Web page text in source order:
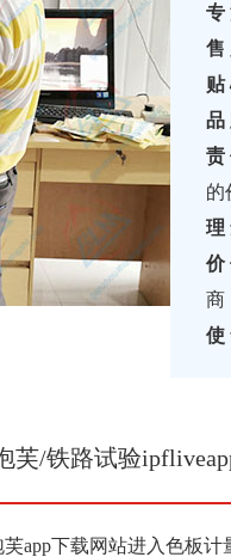
专
售
贴
品
责
的
理
价
商
使
芙/铁路试验
下载网站进入色板计量下